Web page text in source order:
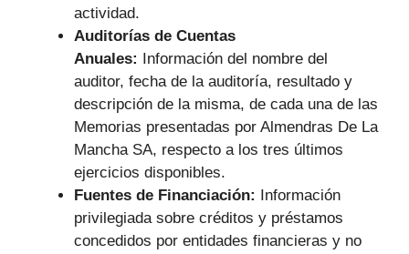
actividad.
Auditorías de Cuentas
Anuales: Información del nombre del
auditor, fecha de la auditoría, resultado y
descripción de la misma, de cada una de las
Memorias presentadas por Almendras De La
Mancha SA, respecto a los tres últimos
ejercicios disponibles.
Fuentes de Financiación: Información
privilegiada sobre créditos y préstamos
concedidos por entidades financieras y no